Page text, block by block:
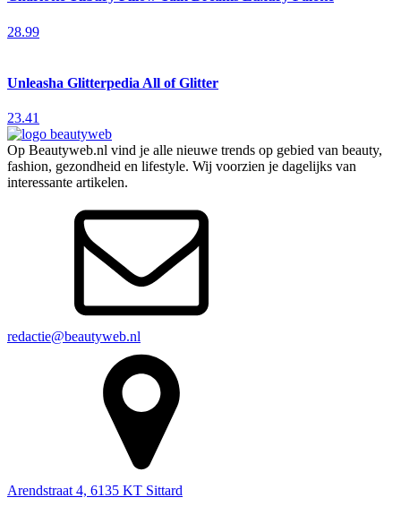
28.99
Unleasha Glitterpedia All of Glitter
23.41
Op Beautyweb.nl vind je alle nieuwe trends op gebied van beauty,
fashion, gezondheid en lifestyle. Wij voorzien je dagelijks van
interessante artikelen.
redactie@beautyweb.nl
Arendstraat 4, 6135 KT Sittard